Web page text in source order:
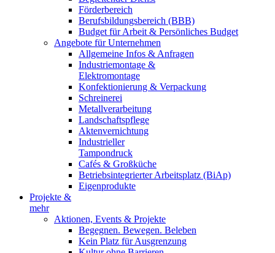
Förderbereich
Berufsbildungsbereich (BBB)
Budget für Arbeit & Persönliches Budget
Angebote für Unternehmen
Allgemeine Infos & Anfragen
Industriemontage &
Elektromontage
Konfektionierung & Verpackung
Schreinerei
Metallverarbeitung
Landschaftspflege
Aktenvernichtung
Industrieller
Tampondruck
Cafés & Großküche
Betriebsintegrierter Arbeitsplatz (BiAp)
Eigenprodukte
Projekte &
mehr
Aktionen, Events & Projekte
Begegnen. Bewegen. Beleben
Kein Platz für Ausgrenzung